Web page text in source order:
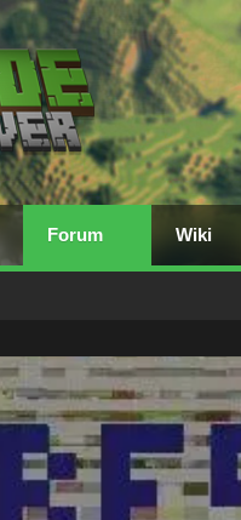
Forum Wiki